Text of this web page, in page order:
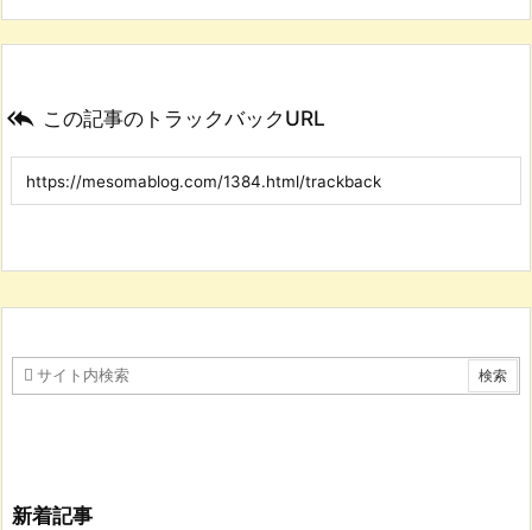
 この記事のトラックバックURL
新着記事